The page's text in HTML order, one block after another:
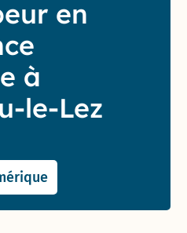
en
à
le-Lez